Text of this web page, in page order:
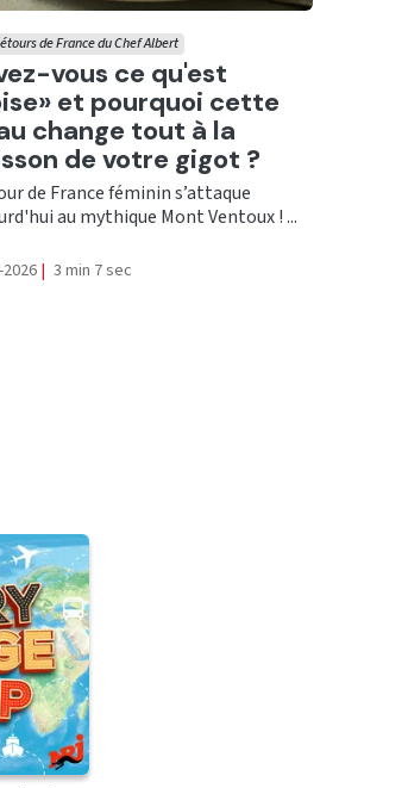
vous ce qu'est
et pourquoi cette
change tout à la
de votre gigot ?
de France du Chef Albert
de France féminin s’attaque
au mythique Mont Ventoux ! ...
| 3 min 7 sec